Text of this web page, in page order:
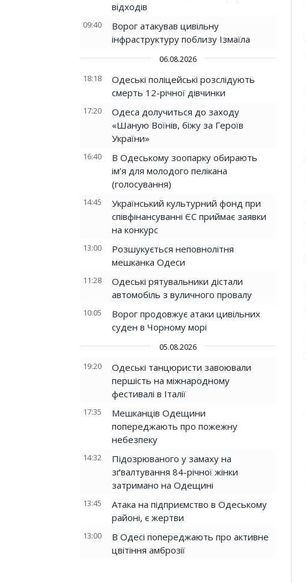
відходів
09:40
Ворог атакував цивільну
інфраструктуру поблизу Ізмаїла
06.08.2026
18:18
Одеські поліцейські розслідують
смерть 12-річної дівчинки
17:20
Одеса долучиться до заходу
«Шаную Воїнів, біжу за Героїв
України»
16:40
В Одеському зоопарку обирають
ім’я для молодого пелікана
(голосування)
14:45
Український культурний фонд при
співфінансуванні ЄС приймає заявки
на конкурс
13:00
Розшукується неповнолітня
мешканка Одеси
11:28
Одеські рятувальники дістали
автомобіль з вуличного провалу
10:05
Ворог продовжує атаки цивільних
суден в Чорному морі
05.08.2026
19:20
Одеські танцюристи завоювали
першість на міжнародному
фестивалі в Італії
17:35
Мешканців Одещини
попереджають про пожежну
небезпеку
14:32
Підозрюваного у замаху на
зґвалтування 84-річної жінки
затримано на Одещині
13:45
Атака на підприємство в Одеському
районі, є жертви
13:00
В Одесі попереджають про активне
цвітіння амброзії